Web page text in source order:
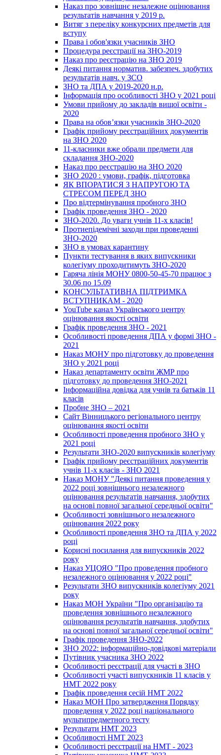
Наказ про зовнішнє незалежне оцінювання
результатів навчання у 2019 р.
Витяг з переліку конкурсних предметів для
вступу
Права і обов'язки учасників ЗНО
Процедура реєстрації на ЗНО-2019
Наказ про реєстрацію на ЗНО 2019
Деякі питання норматив. забезпеч. здобутих
результатів навч. у ЗСО
ЗНО та ДПА у 2019-2020 н.р.
Інформація про особливості ЗНО у 2021 році
Умови прийому до закладів вищої освіти -
2020
Права на обов’язки учасників ЗНО-2020
Графік прийому реєстраційних документів
на ЗНО 2020
11-класники вже обрали предмети для
складання ЗНО-2020
Наказ про реєстрацію на ЗНО 2020
ЗНО 2020 : умови, графік, підготовка
ЯК ВПОРАТИСЯ З НАПРУГОЮ ТА
СТРЕСОМ ПЕРЕД ЗНО
Про відтермінування пробного ЗНО
Графік проведення ЗНО - 2020
ЗНО-2020. До уваги учнів 11-х класів!
Протиепідемічні заходи при проведенні
ЗНО-2020
ЗНО в умовах карантину
Пункти тестування в яких випускники
колегіуму проходитимуть ЗНО-2020
Гаряча лінія МОНУ 0800-50-45-70 працює з
30.06 по 15.09
КОНСУЛЬТАТИВНА ПІДТРИМКА
ВСТУПНИКАМ - 2020
YouTube канал Українського центру
оцінювання якості освіти
Графік проведення ЗНО - 2021
Особливості проведення ДПА у формі ЗНО -
2021
Наказ МОНУ про підготовку до проведення
ЗНО у 2021 році
Наказ департаменту освіти ЖМР про
підготовку до проведення ЗНО-2021
Інформаційна довідка для учнів та батьків 11
класів
Пробне ЗНО – 2021
Сайт Вінницького регіонального центру
оцінювання якості освіти
Особливості проведення пробного ЗНО у
2021 році
Результати ЗНО-2020 випускників колегіуму
Графік прийому реєстраційних документів
учнів 11-х класів - ЗНО 2021
Наказ МОНУ "Деякі питання проведення у
2022 році зовнішнього незалежного
оцінювання результатів навчання, здобутих
на основі повної загальної середньої освіти"
Особливості зовнішнього незалежного
оцінювання 2022 року
Особливості проведення ЗНО та ДПА у 2022
році
Корисні посилання для випускників 2022
року
Наказ УЦОЯО "Про проведення пробного
незалежного оцінювання у 2022 році"
Результати ЗНО випускників колегіуму 2021
року
Наказ МОН України "Про організацію та
проведення зовнішнього незалежного
оцінювання результатів навчання, здобутих
на основі повної загальної середньої освіти"
Графік проведення ЗНО-2022
ЗНО 2022: інформаційно-довідкові матеріали
Путівник учасника ЗНО 2022
Особливості реєстрації для участі в ЗНО
Особливості участі випускників 11 класів у
НМТ 2022 року
Графік проведення сесій НМТ 2022
Наказ МОН Про затвердження Порядку
проведення у 2022 році національного
мультипредметного тесту
Результати НМТ 2023
Особливості НМТ 2023
Особливості реєстрації на НМТ - 2023